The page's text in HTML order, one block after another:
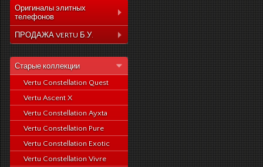
Оригиналы элитных
телефонов
Коллекция Aster
Коллекция Signature
Коллекция Ascent
Коллекция Signature
Touch
Коллекция Новый
Signature Touch
ПРОДАЖА VERTU Б.У.
Коллекция Constelation
Коллекция Signature
Коллекция Ascent
Коллекция Signature
Коллекция Новый
Signature Touch
Старые коллекции
Vertu Constellation Quest
Vertu Ascent X
Vertu Constellation Ayxta
Vertu Constellation Pure
Vertu Constellation Exotic
Vertu Constellation Vivre